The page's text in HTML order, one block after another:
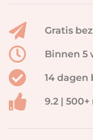
Gratis
Binnen 5
14 dagen
9.2 |